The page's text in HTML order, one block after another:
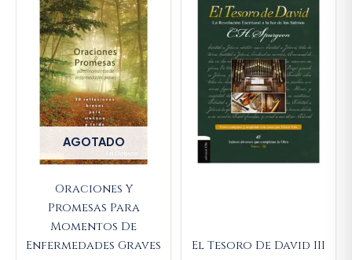
AGOTADO
Oraciones Y
Promesas Para
Momentos De
Enfermedades Graves
El Tesoro De David III
was:
$450.000.